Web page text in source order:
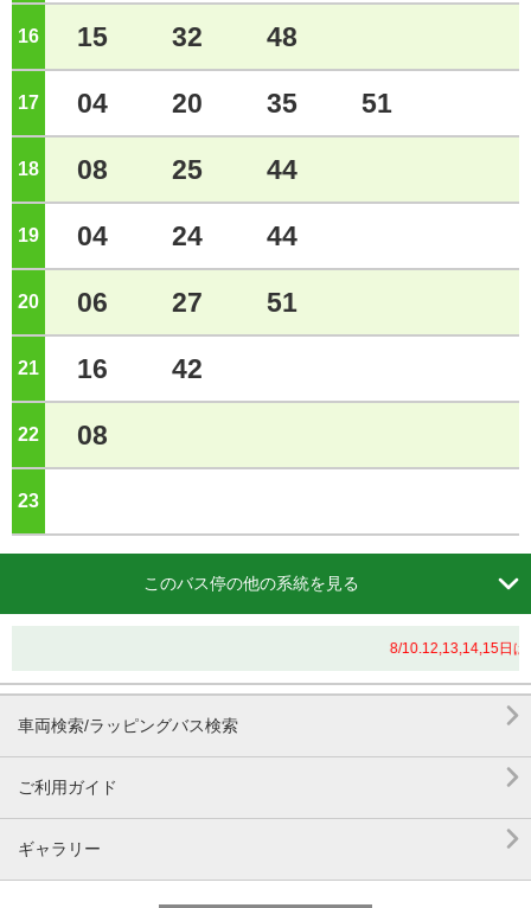
16 15 32 48
17 04 20 35 51
18 08 25 44
19 04 24 44
20 06 27 51
21 16 42
22 08
23
このバス停の他の系統を見る 
8/10.12,13,14,15日は
車両検索/ラッピングバス検索 
ご利用ガイド 
ギャラリー 